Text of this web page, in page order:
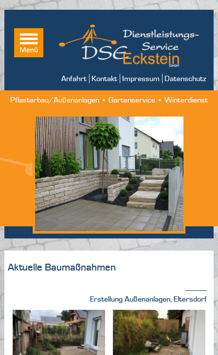
Anfahrt Kontakt Impressum Datenschutz
Pflasterbau/Außenanlagen • Gartenservice • Winterdienst
Aktuelle Baumaßnahmen
---------------
Erstellung Außenanlagen, Eltersdorf